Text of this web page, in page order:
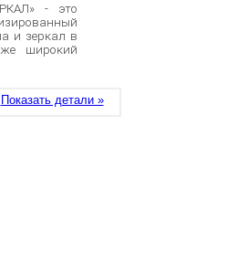
- это
и зеркал в
широкий
Показать детали »